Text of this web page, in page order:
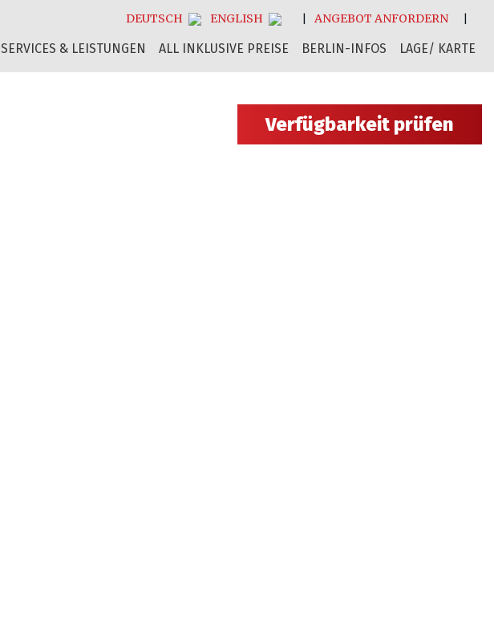
DEUTSCH ENGLISH ANGEBOT ANFORDERN
SERVICES & LEISTUNGEN ALL INKLUSIVE PREISE BERLIN-INFOS LAGE/ KARTE
Verfügbarkeit prüfen